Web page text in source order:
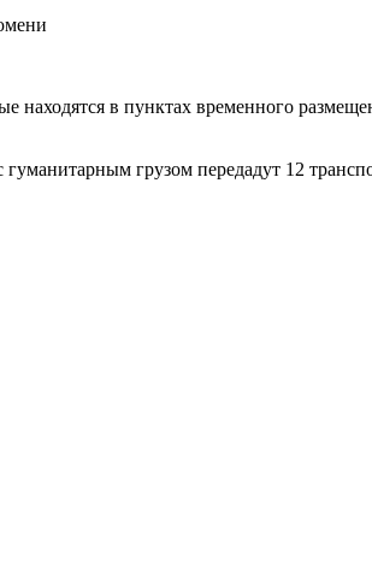
в пунктах временного
грузом передадут 12